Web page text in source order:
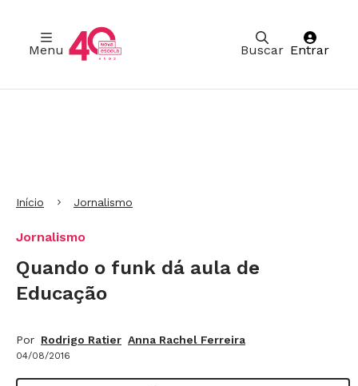
Buscar
Menu Entrar
Início Jornalismo
Jornalismo
Quando o funk dá aula de
Educação
Por Rodrigo Ratier Anna Rachel Ferreira
04/08/2016